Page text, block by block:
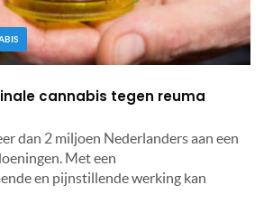
cannabis tegen reuma
dan 2 miljoen Nederlanders aan een
Met een
en pijnstillende werking kan